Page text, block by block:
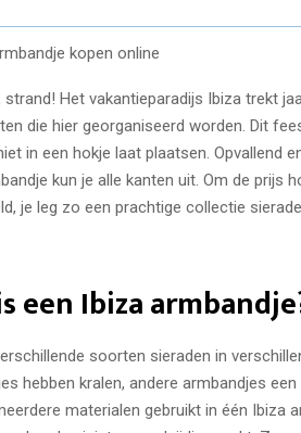
strand! Het vakantieparadijs Ibiza trekt
die hier georganiseerd worden. Dit
in een hokje laat plaatsen. Opvallend
kun je alle kanten uit. Om de prijs
je leg zo een prachtige collectie
een Ibiza
soorten sieraden in
hebben kralen, andere armbandjes
materialen gebruikt in één Ibiza